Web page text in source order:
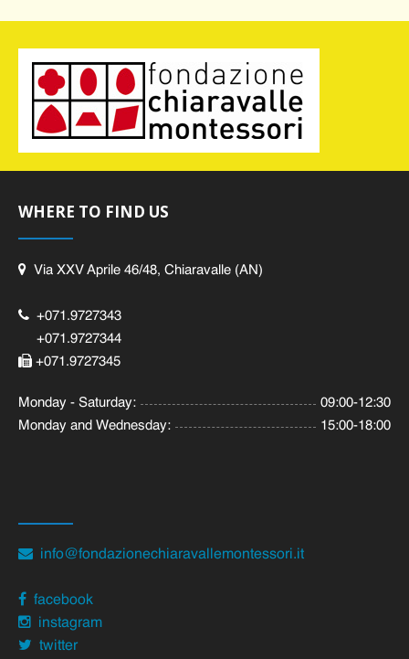
WHERE TO FIND US
Via XXV Aprile 46/48, Chiaravalle (AN)
+071.9727343
+071.9727344
+071.9727345
Monday - Saturday:
09:00-12:30
Monday and Wednesday:
15:00-18:00
info@fondazionechiaravallemontessori.it
facebook
instagram
twitter